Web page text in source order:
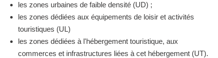
les zones urbaines de faible densité (UD) ;
les zones dédiées aux équipements de loisir et activités
touristiques (UL)
les zones dédiées à l'hébergement touristique, aux
commerces et infrastructures liées à cet hébergement (UT).